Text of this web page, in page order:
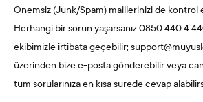
Önemsiz (Junk/Spam) maillerinizi de kontrol
Herhangi bir sorun yaşarsanız0850 440 4
ekibimizle irtibata geçebilir;
üzerinden bize e-posta gönderebilir veya
tüm sorularınıza en kısa sürede cevap